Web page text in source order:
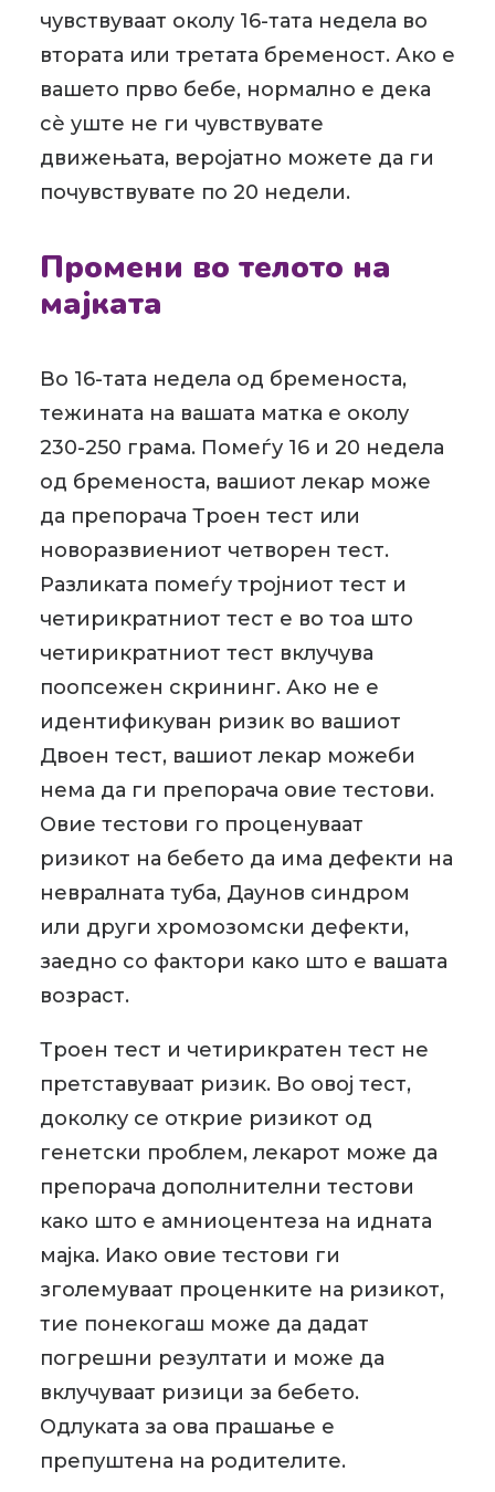
чувствуваат околу 16-тата недела во
втората или третата бременост. Ако е
вашето прво бебе, нормално е дека
сè уште не ги чувствувате
движењата, веројатно можете да ги
почувствувате по 20 недели.
Промени во телото на
мајката
Во 16-тата недела од бременоста,
тежината на вашата матка е околу
230-250 грама. Помеѓу 16 и 20 недела
од бременоста, вашиот лекар може
да препорача Троен тест или
новоразвиениот четворен тест.
Разликата помеѓу тројниот тест и
четирикратниот тест е во тоа што
четирикратниот тест вклучува
поопсежен скрининг. Ако не е
идентификуван ризик во вашиот
Двоен тест, вашиот лекар можеби
нема да ги препорача овие тестови.
Овие тестови го проценуваат
ризикот на бебето да има дефекти на
невралната туба, Даунов синдром
или други хромозомски дефекти,
заедно со фактори како што е вашата
возраст.
Троен тест и четирикратен тест не
претставуваат ризик. Во овој тест,
доколку се открие ризикот од
генетски проблем, лекарот може да
препорача дополнителни тестови
како што е амниоцентеза на идната
мајка. Иако овие тестови ги
зголемуваат проценките на ризикот,
тие понекогаш може да дадат
погрешни резултати и може да
вклучуваат ризици за бебето.
Одлуката за ова прашање е
препуштена на родителите.